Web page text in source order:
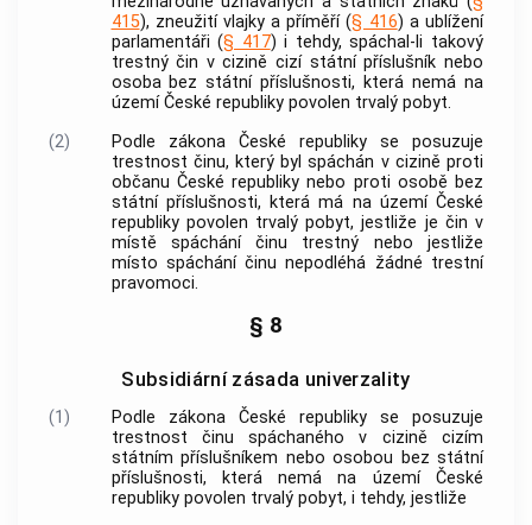
415), zneužití vlajky a příměří (§ 416) a ublížení
parlamentáři (§ 417) i tehdy, spáchal-li takový
trestný čin v cizině cizí státní příslušník nebo
osoba bez státní příslušnosti, která nemá na
území České republiky povolen trvalý pobyt.
(2)
Podle zákona České republiky se posuzuje
trestnost činu, který byl spáchán v cizině proti
občanu České republiky nebo proti osobě bez
státní příslušnosti, která má na území České
republiky povolen trvalý pobyt, jestliže je čin v
místě spáchání činu trestný nebo jestliže
místo spáchání činu nepodléhá žádné trestní
pravomoci.
§ 8
Subsidiární zásada univerzality
(1)
Podle zákona České republiky se posuzuje
trestnost činu spáchaného v cizině cizím
státním příslušníkem nebo osobou bez státní
příslušnosti, která nemá na území České
republiky povolen trvalý pobyt, i tehdy, jestliže